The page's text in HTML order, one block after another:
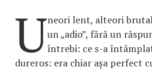
Uneori lent, alteori
un „adio”, fără un
întrebi: ce s-a
dureros: era chiar așa perfect